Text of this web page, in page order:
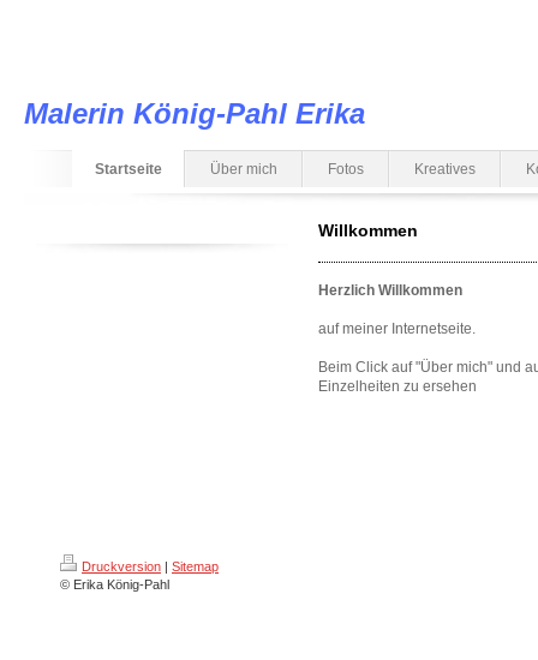
Malerin König-Pahl Erika
Startseite Über mich Fotos Kreatives
Willkommen
Herzlich Willkommen
auf meiner Internetseite.
Beim Click auf "Über mich" und
Einzelheiten zu ersehen
Druckversion | Sitemap
© Erika König-Pahl